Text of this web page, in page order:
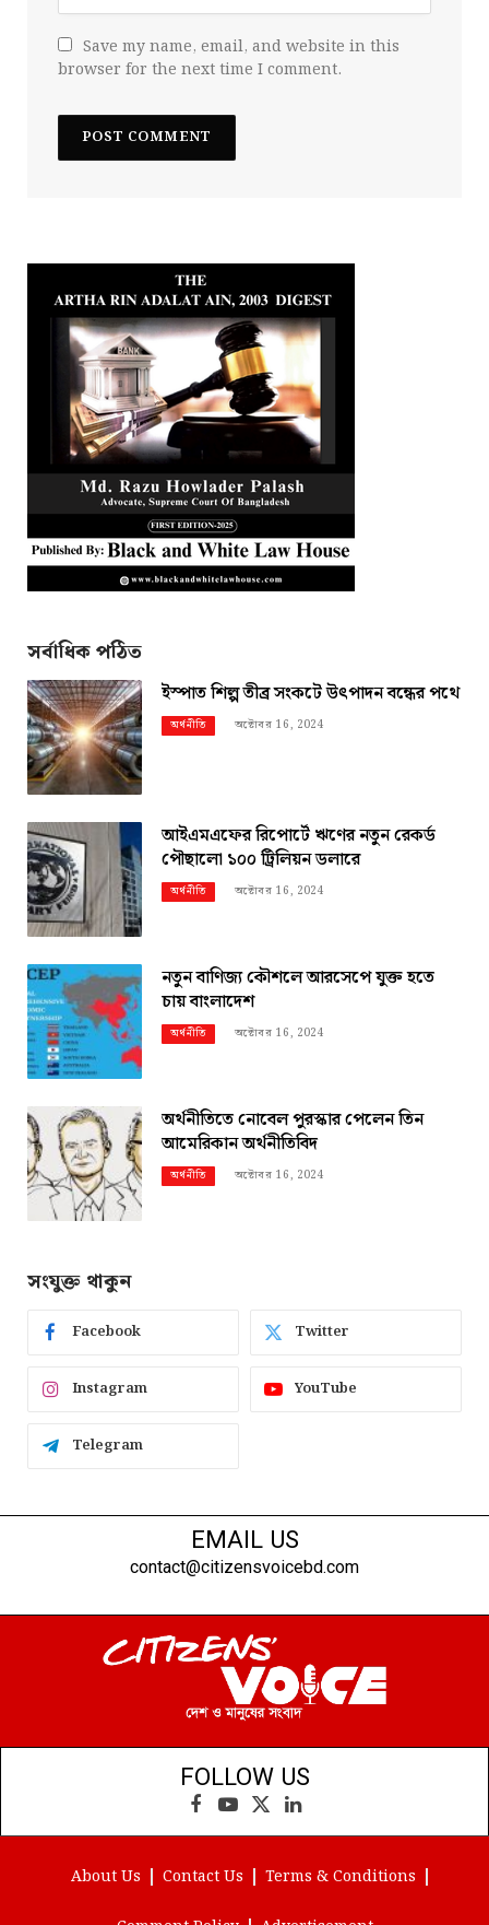
Save my name, email, and website in this
browser for the next time I comment.
সর্বাধিক পঠিত
ইস্পাত শিল্প তীব্র সংকটে উৎপাদন বন্ধের পথে
অর্থনীতি অক্টোবর 16, 2024
আইএমএফের রিপোর্টে ঋণের নতুন রেকর্ড
পৌছালো ১০০ ট্রিলিয়ন ডলারে
অর্থনীতি অক্টোবর 16, 2024
নতুন বাণিজ্য কৌশলে আরসেপে যুক্ত হতে
চায় বাংলাদেশ
অর্থনীতি অক্টোবর 16, 2024
অর্থনীতিতে নোবেল পুরস্কার পেলেন তিন
আমেরিকান অর্থনীতিবিদ
অর্থনীতি অক্টোবর 16, 2024
সংযুক্ত থাকুন
Facebook Twitter
Instagram YouTube
Telegram
EMAIL US
contact@citizensvoicebd.com
FOLLOW US
Facebook
YouTube
X
(Twitter)
LinkedIn
About Us Contact Us Terms & Conditions